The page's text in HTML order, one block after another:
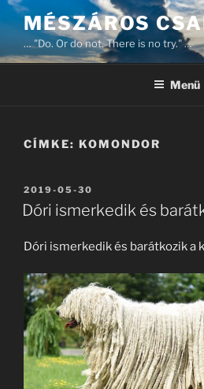
Tartalomhoz
MÉSZÁROS
… "Do. Or do not. There is no try." …
Menü
CÍMKE: KOMONDOR
BEKÜLDVE:
2019-05-30
Dóri ismerkedik és
Dóri ismerkedik és barátkozik a